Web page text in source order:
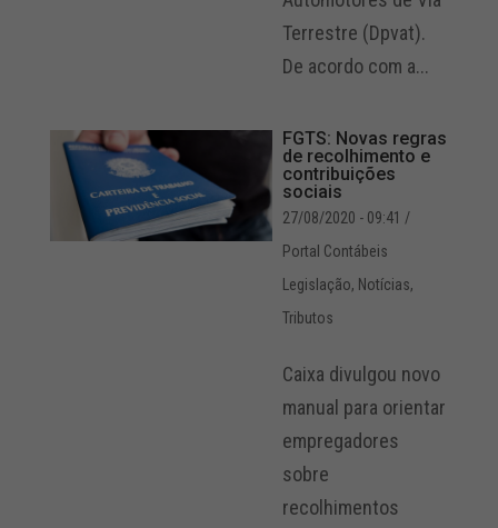
Terrestre (Dpvat).
De acordo com a...
FGTS: Novas regras
de recolhimento e
contribuições
sociais
27/08/2020 - 09:41 /
Portal Contábeis
Legislação, Notícias,
Tributos
Caixa divulgou novo
manual para orientar
empregadores
sobre
recolhimentos